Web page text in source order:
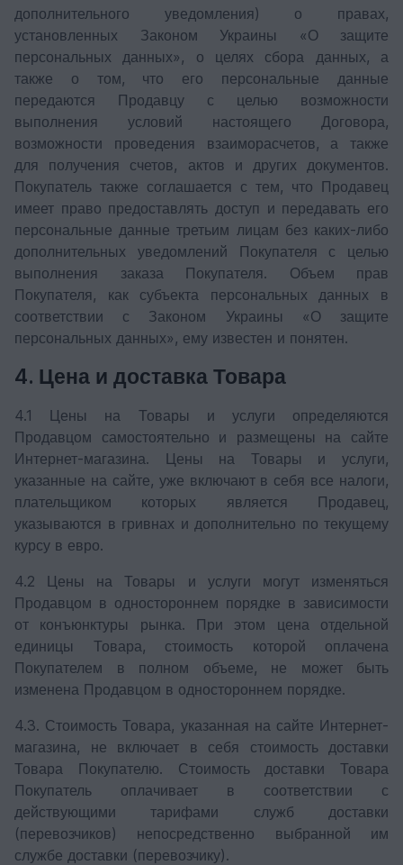
дополнительного уведомления) о правах,
установленных Законом Украины «О защите
персональных данных», о целях сбора данных, а
также о том, что его персональные данные
передаются Продавцу с целью возможности
выполнения условий настоящего Договора,
возможности проведения взаиморасчетов, а также
для получения счетов, актов и других документов.
Покупатель также соглашается с тем, что Продавец
имеет право предоставлять доступ и передавать его
персональные данные третьим лицам без каких-либо
дополнительных уведомлений Покупателя с целью
выполнения заказа Покупателя. Объем прав
Покупателя, как субъекта персональных данных в
соответствии с Законом Украины «О защите
персональных данных», ему известен и понятен.
4. Цена и доставка Товара
4.1 Цены на Товары и услуги определяются
Продавцом самостоятельно и размещены на сайте
Интернет-магазина. Цены на Товары и услуги,
указанные на сайте, уже включают в себя все налоги,
плательщиком которых является Продавец,
указываются в гривнах и дополнительно по текущему
курсу в евро.
4.2 Цены на Товары и услуги могут изменяться
Продавцом в одностороннем порядке в зависимости
от конъюнктуры рынка. При этом цена отдельной
единицы Товара, стоимость которой оплачена
Покупателем в полном объеме, не может быть
изменена Продавцом в одностороннем порядке.
4.3. Стоимость Товара, указанная на сайте Интернет-
магазина, не включает в себя стоимость доставки
Товара Покупателю. Стоимость доставки Товара
Покупатель оплачивает в соответствии с
действующими тарифами служб доставки
(перевозчиков) непосредственно выбранной им
службе доставки (перевозчику).